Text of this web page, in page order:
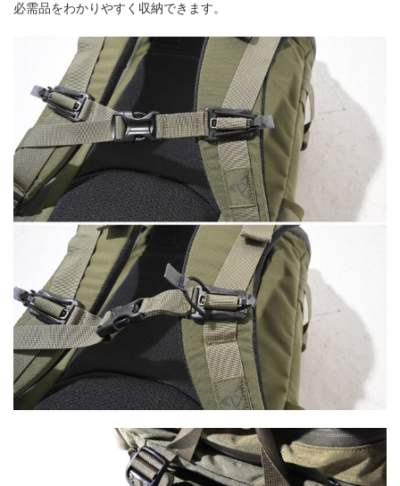
必需品をわかりやすく収納できます。